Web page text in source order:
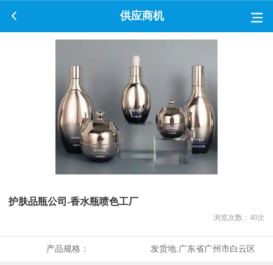
供应商机
护肤品瓶公司-香水瓶喷色工厂
浏览次数： 40次
产品规格： 发货地:广东省广州市白云区